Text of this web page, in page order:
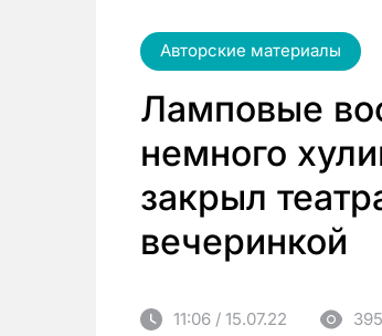
Авторские материалы
Ламповые
немного
закрыл
вечеринкой
11:06 / 15.07.22